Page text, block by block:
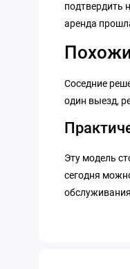
подтвердить
аренда
Соседние
один выезд,
Эту модель
сегодня